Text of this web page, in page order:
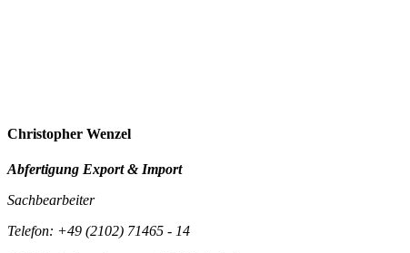
Christopher Wenzel
Abfertigung Export & Import
Sachbearbeiter
Telefon: +49 (2102) 71465 - 14